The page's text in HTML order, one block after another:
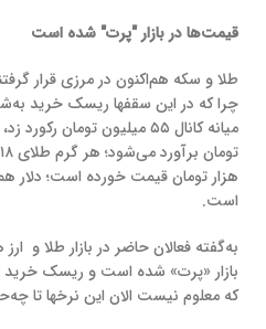
قیمت‌ها در بازار "پرت" شده است
طلا و سکه هم‌اکنون در مرزی قرار
چرا که در این سقفها ریسک خرید
است.
به‌گفته فعالان حاضر در بازار طلا و
بازار «پرت» شده است و ریسک
که معلوم نیست الان این نرخها تا